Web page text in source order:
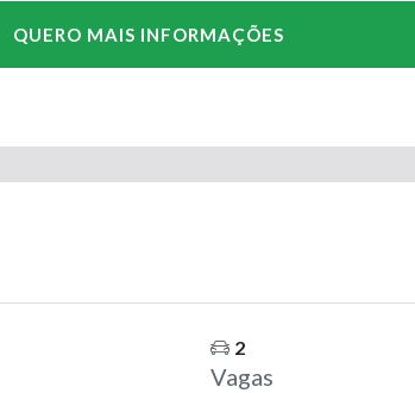
2
Vagas